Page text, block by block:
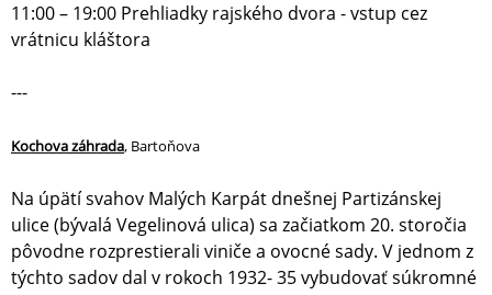
11:00 – 19:00 Prehliadky rajského dvora - vstup cez
vrátnicu kláštora
---
Kochova záhrada, Bartoňova
Na úpätí svahov Malých Karpát dnešnej Partizánskej
ulice (bývalá Vegelinová ulica) sa začiatkom 20. storočia
pôvodne rozprestierali viniče a ovocné sady. V jednom z
týchto sadov dal v rokoch 1932- 35 vybudovať súkromné